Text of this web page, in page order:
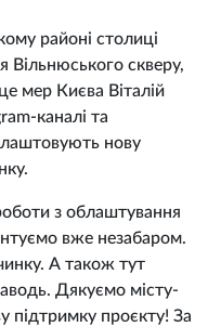
районі столиці
Вільнюського скверу,
мер Києва Віталій
каналі та
нову
з облаштування
вже незабаром.
А також тут
Дякуємо місту-
підтримку проєкту! За